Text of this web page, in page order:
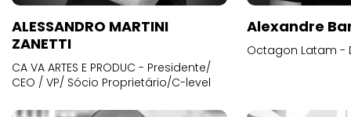
ALESSANDRO MARTINI
ZANETTI
CA VA ARTES E PRODUC - Presidente/
CEO / VP/ Sócio Proprietário/C-level
Alexandre
Octagon Latam -